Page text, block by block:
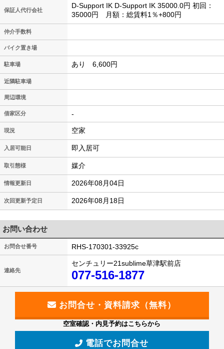
保証人代行会社
D-Support IK D-Support IK 35000.0円 初回：
35000円 月額：総賃料1％+800円
仲介手数料
バイク置き場
駐車場 あり 6,600円
近隣駐車場
周辺環境
借家区分 -
現況 空家
入居可能日 即入居可
取引態様 媒介
情報更新日 2026年08月04日
次回更新予定日 2026年08月18日
お問い合わせ
お問合せ番号 RHS-170301-33925c
連絡先
センチュリー21sublime草津駅前店
077-516-1877
空室確認・内見予約はこちらから
電話でお問合せ